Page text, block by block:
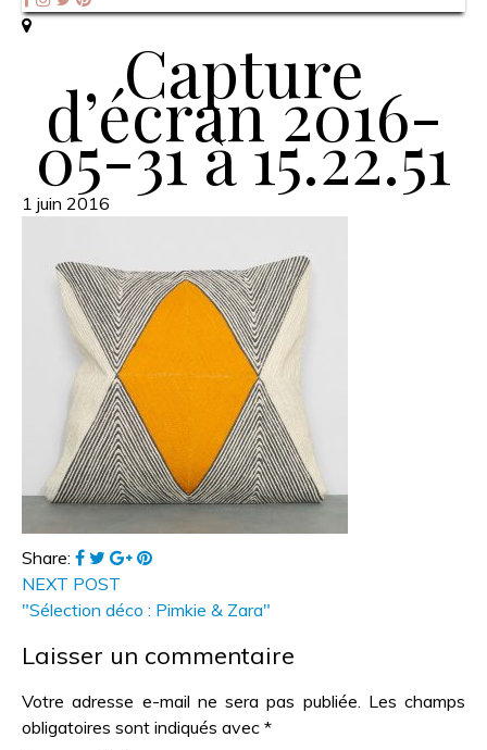
Capture
d’écran 2016-
05-31 à 15.22.51
1 juin 2016
Share:
NEXT POST
"Sélection déco : Pimkie & Zara"
Laisser un commentaire
Votre adresse e-mail ne sera pas publiée. Les champs
obligatoires sont indiqués avec *